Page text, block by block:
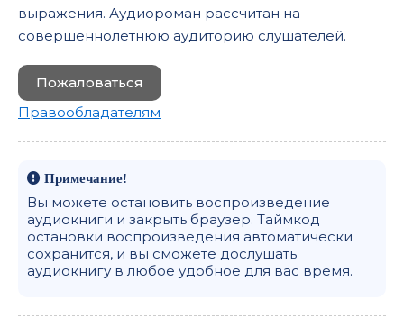
выражения. Аудиороман рассчитан на
совершеннолетнюю аудиторию слушателей.
Пожаловаться
Правообладателям
Примечание!
Вы можете остановить воспроизведение
аудиокниги и закрыть браузер. Таймкод
остановки воспроизведения автоматически
сохранится, и вы сможете дослушать
аудиокнигу в любое удобное для вас время.